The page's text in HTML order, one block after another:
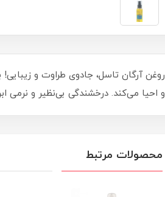
و احیا می‌کند. درخشندگی بی‌نظیر و نرمی
محصولات مرتبط